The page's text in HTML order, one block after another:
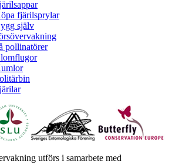
fjärilsprylar
själv
pollinatörer
utförs i samarbete med